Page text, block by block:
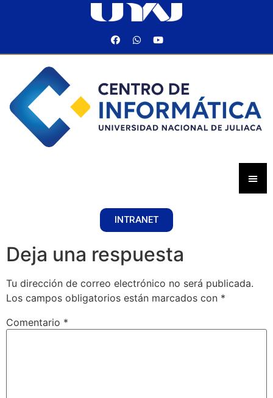
INTRANET
Deja una respuesta
Tu dirección de correo electrónico no será publicada.
Los campos obligatorios están marcados con *
Comentario *